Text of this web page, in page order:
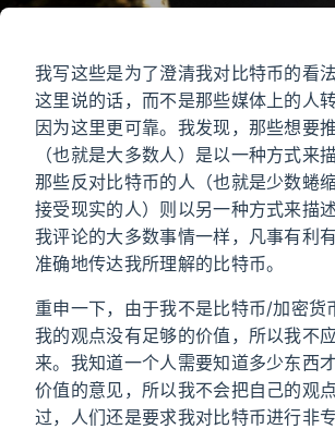
我写这些是为了澄清我对比特币的看
这里说的话，而不是那些媒体上的人
因为这里更可靠。我发现，那些想要
（也就是大多数人）是以一种方式来
那些反对比特币的人（也就是少数蜷
接受现实的人）则以另一种方式来描
我评论的大多数事情一样，凡事有利
准确地传达我所理解的比特币。
重申一下，由于我不是比特币/加密货
我的观点没有足够的价值，所以我不
来。我知道一个人需要知道多少东西
价值的意见，所以我不会把自己的观
过，人们还是要求我对比特币进行非